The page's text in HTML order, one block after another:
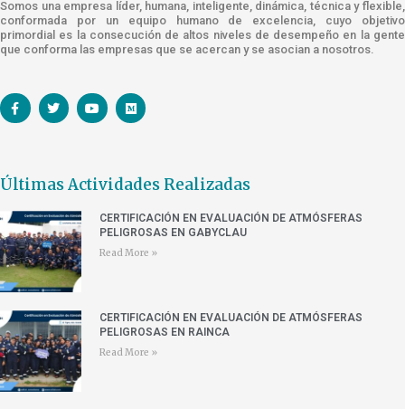
Somos una empresa líder, humana, inteligente, dinámica, técnica y flexible,
conformada por un equipo humano de excelencia, cuyo objetivo
primordial es la consecución de altos niveles de desempeño en la gente
que conforma las empresas que se acercan y se asocian a nosotros.
Últimas Actividades Realizadas
CERTIFICACIÓN EN EVALUACIÓN DE ATMÓSFERAS
PELIGROSAS EN GABYCLAU
Read More »
CERTIFICACIÓN EN EVALUACIÓN DE ATMÓSFERAS
PELIGROSAS EN RAINCA
Read More »